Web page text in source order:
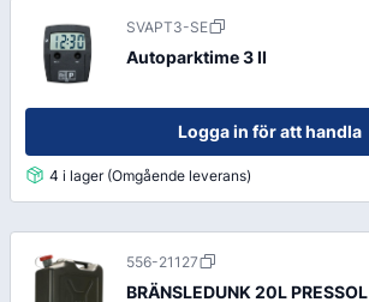
SVAPT3-SE
Autoparktime 3 II
Logga in för att handla
4 i lager (Omgående leverans)
556-21127
BRÄNSLEDUNK 20L PRESSOL